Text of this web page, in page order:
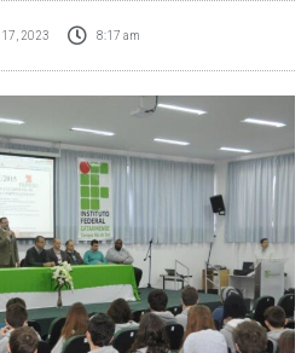
2023 8:17 am